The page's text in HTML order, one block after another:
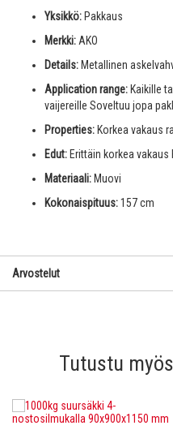
Yksikkö: Pakkaus
Merkki:AKO
Details: Metallinen
Application range: Kaikille
vaijereille Soveltuu jopa
Properties: Korkea vakaus
Edut: Erittäin korkea
Materiaali: Muovi
Kokonaispituus:157 cm
Arvostelut
Tutustu